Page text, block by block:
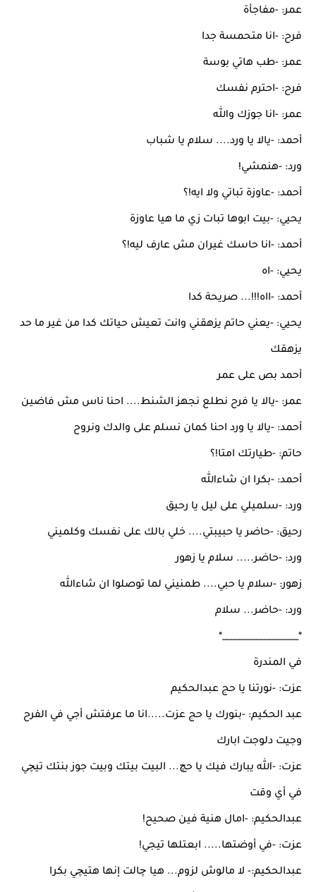
عمر: -مفاجأة
فرح: -انا متحمسة جدا
عمر: -طب هاتي بوسة
فرح: -احترم نفسك
عمر: -انا جوزك والله
أحمد: -يالا يا ورد.... سلام يا شباب
ورد: -هنمشي!
أحمد: -عاوزة تباتي ولا ايه!؟
يحيي: -بيت ابوها تبات زي ما هيا عاوزة
أحمد: -انا حاسك غيران مش عارف ليه!؟
يحيي: -اه
أحمد: -ااه!!!... صريحة كدا
يحيي: -يعني حاتم يزهقني وانت تعيش حياتك كدا من غير ما حد
يزهقك
أحمد بص على عمر
عمر: -يالا يا فرح نطلع نجهز الشنط.... احنا ناس مش فاضين
أحمد: -يالا يا ورد احنا كمان نسلم على والدك ونروح
حاتم: -طيارتك امتا!؟
أحمد: -بكرا ان شاءالله
ورد: -سلميلي على ليل يا رحيق
رحيق: -حاضر يا حبيبتي.... خلي بالك على نفسك وكلميني
ورد: -حاضر..... سلام يا زهور
زهور: -سلام يا حبي.... طمنيني لما توصلوا ان شاءالله
ورد: -حاضر... سلام
*__________________*
في المندرة
عزت: -نورتنا يا حج عبدالحكيم
عبد الحكيم: -بنورك يا حج عزت.....انا ما عرفتش أجي في الفرح
وجيت دلوجت ابارك
عزت: -الله يبارك فيك يا حچ... البيت بيتك وبيت جوز بنتك تيچي
في أي وقت
عبدالحكيم: -امال هنية فين صحيح!
عزت: -في أوضتها..... ابعتلها تيجي!
عبدالحكيم:- لا مالوش لزوم... هيا چالت إنها هتيچي بكرا